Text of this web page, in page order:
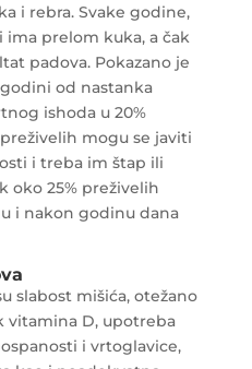
i rebra. Svake godine,
ima prelom kuka, a čak
padova. Pokazano je
od nastanka
ishoda u 20%
mogu se javiti
i treba im štap ili
oko 25% preživelih
i nakon godinu dana
slabost mišića, otežano
vitamina D, upotreba
i vrtoglavice,